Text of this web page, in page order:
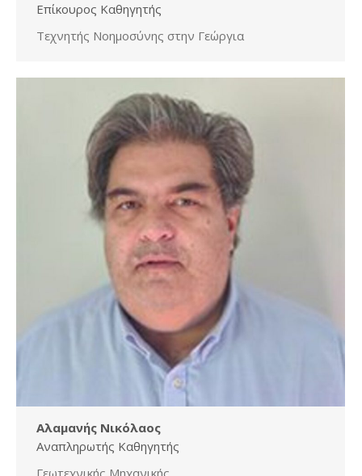
Επίκουρος Καθηγητής
Τεχνητής Νοημοσύνης στην Γεώργια
Αλαμανής Νικόλαος
Αναπληρωτής Καθηγητής
Γεωτεχνικής Μηχανικής